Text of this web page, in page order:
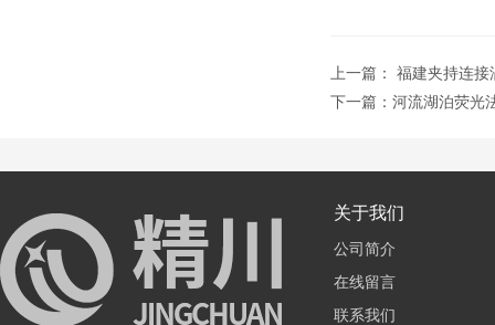
上一篇： 福建夹持连接
下一篇： 河流湖泊荧光
关于我们
公司简介
在线留言
联系我们